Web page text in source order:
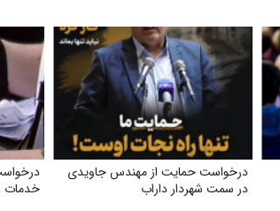
درخواست حمایت از مهندس جاویدی
در سمت شهردار داراب
خدمات